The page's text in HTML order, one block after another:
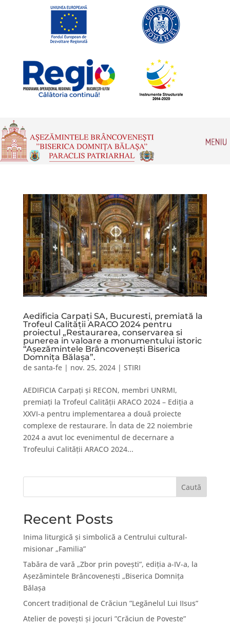
Aedificia Carpați SA, Bucuresti, premiată la
Trofeul Calităţii ARACO 2024 pentru
proiectul „Restaurarea, conservarea si
punerea in valoare a monumentului istoric
“Așezămintele Brâncovenești Biserica
Domnița Bălașa”.
de santa-fe| nov. 25, 2024| STIRI
AEDIFICIA Carpați și RECON, membri UNRMI,
premiați la Trofeul Calității ARACO 2024 – Ediția a
XXVI-a pentru implementarea a două proiecte
complexe de restaurare. În data de 22 noiembrie
2024 a avut loc evenimentul de decernare a
Trofeului Calității ARACO 2024...
Caută
Recent Posts
Inima liturgică și simbolică a Centrului cultural-
misionar „Familia”
Tabăra de vară „Zbor prin povești”, ediția a-IV-a, la
Așezămintele Brâncovenești „Biserica Domnița
Bălașa
Concert tradițional de Crăciun ”Legănelul Lui IIsus”
Atelier de povești și jocuri ”Crăciun de Poveste”